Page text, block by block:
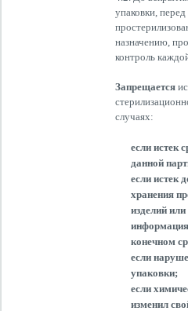
упаковки,
назначению,
контроль
Запрещается
случаях:
если истек
данной
если истек
хранения
изделий
информация
конечном
если
упаковки;
если
изменил